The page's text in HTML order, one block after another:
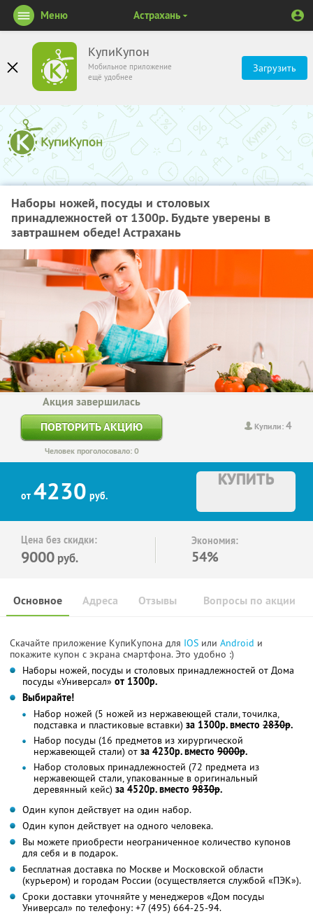
КупиКупон
Мобильное приложение
ещё удобнее
Загрузить
Меню Астрахань
Наборы ножей, посуды и столовых
принадлежностей от 1300р. Будьте уверены в
завтрашнем обеде! Астрахань
Купили:4
Акция завершилась
ПОВТОРИТЬ АКЦИЮ
Человек проголосовало: 0
от 4230 руб.
КУПИТЬ
Цена без скидки:
9000 руб.
Экономия:
54%
Основное Отзывы Вопросы по акции
Адреса
Скачайте приложение КупиКупона для IOS или Android и
покажите купон с экрана смартфона. Это удобно :)
Наборы ножей, посуды и столовых принадлежностей от Дома
посуды «Универсал» от 1300р.
Выбирайте!
Набор ножей (5 ножей из нержавеющей стали, точилка,
подставка и пластиковые вставки) за 1300р. вместо 2830р.
Набор посуды (16 предметов из хирургической
нержавеющей стали) от за 4230р. вместо 9000р.
Набор столовых принадлежностей (72 предмета из
нержавеющей стали, упакованные в оригинальный
деревянный кейс) за 4520р. вместо 9830р.
Один купон действует на один набор.
Один купон действует на одного человека.
Вы можете приобрести неограниченное количество купонов
для себя и в подарок.
Бесплатная доставка по Москве и Московской области
(курьером) и городам России (осуществляется службой «ПЭК»).
Сроки доставки уточняйте у менеджеров «Дом посуды
Универсал» по телефону: +7 (495) 664-25-94.